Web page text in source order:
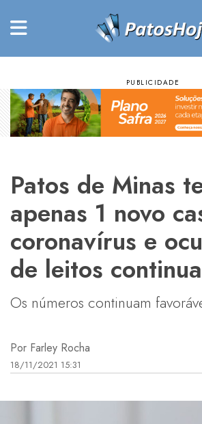
Patos de Minas
apenas 1 novo
coronavírus e
de leitos
Os números continuam
Por Farley Rocha
18/11/2021 15:31